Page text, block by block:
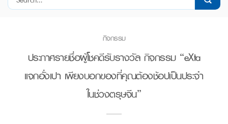
กิจกรรม
ประกาศรายชื่อผู้โชคดีรับรางวัล กิจกรรม “eXta
แจกอั่งเปา เพียงบอกของที่คุณต้องช้อปเป็นประจำ
ในช่วงตรุษจีน”